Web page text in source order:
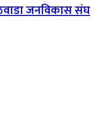
जनविकास संघ